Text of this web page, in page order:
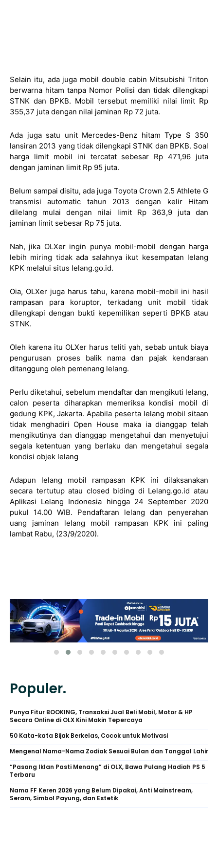
Selain itu, ada juga mobil double cabin Mitsubishi Triton
berwarna hitam tanpa Nomor Polisi dan tidak dilengkapi
STNK dan BPKB. Mobil tersebut memiliki nilai limit Rp
355,37 juta dengan nilai jaminan Rp 72 juta.
Ada juga satu unit Mercedes-Benz hitam Type S 350
lansiran 2013 yang tidak dilengkapi STNK dan BPKB. Soal
harga limit mobil ini tercatat sebesar Rp 471,96 juta
dengan jaminan limit Rp 95 juta.
Belum sampai disitu, ada juga Toyota Crown 2.5 Athlete G
transmisi automatic tahun 2013 dengan kelir Hitam
dilelang mulai dengan nilai limit Rp 363,9 juta dan
jaminan limit sebesar Rp 75 juta.
Nah, jika OLXer ingin punya mobil-mobil dengan harga
lebih miring tidak ada salahnya ikut kesempatan lelang
KPK melalui situs lelang.go.id.
Oia, OLXer juga harus tahu, karena mobil-mobil ini hasil
rampasan para koruptor, terkadang unit mobil tidak
dilengkapi dengan bukti kepemilikan seperti BPKB atau
STNK.
Oleh karena itu OLXer harus teliti yah, sebab untuk biaya
pengurusan proses balik nama dan pajak kendaraan
ditanggung oleh pemenang lelang.
Perlu diketahui, sebelum mendaftar dan mengikuti lelang,
calon peserta diharapkan memeriksa kondisi mobil di
gedung KPK, Jakarta. Apabila peserta lelang mobil sitaan
tidak menghadiri Open House maka ia dianggap telah
mengikutinya dan dianggap mengetahui dan menyetujui
segala ketentuan yang berlaku dan mengetahui segala
kondisi objek lelang
Adapun lelang mobil rampasan KPK ini dilaksanakan
secara tertutup atau closed biding di Lelang.go.id atau
Aplikasi Lelang Indonesia hingga 24 September 2020
pukul 14.00 WIB. Pendaftaran lelang dan penyerahan
uang jaminan lelang mobil rampasan KPK ini paling
lambat Rabu, (23/9/2020).
Populer.
Punya Fitur BOOKING, Transaksi Jual Beli Mobil, Motor & HP
Secara Online di OLX Kini Makin Tepercaya
50 Kata-kata Bijak Berkelas, Cocok untuk Motivasi
Mengenal Nama-Nama Zodiak Sesuai Bulan dan Tanggal Lahir
“Pasang Iklan Pasti Menang” di OLX, Bawa Pulang Hadiah PS 5
Terbaru
Nama FF Keren 2026 yang Belum Dipakai, Anti Mainstream,
Seram, Simbol Payung, dan Estetik